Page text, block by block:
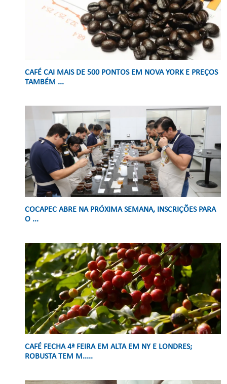
CAFÉ CAI MAIS DE 500 PONTOS EM NOVA YORK E PREÇOS
TAMBÉM ...
COCAPEC ABRE NA PRÓXIMA SEMANA, INSCRIÇÕES PARA
O ...
CAFÉ FECHA 4ª FEIRA EM ALTA EM NY E LONDRES;
ROBUSTA TEM M.....